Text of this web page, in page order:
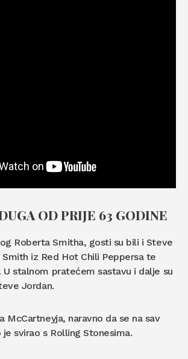
OD PRIJE 63 GODINE
Roberta Smitha, gosti su bili i Steve
iz Red Hot Chili Peppersa te
U stalnom pratećem sastavu i dalje su
Jordan.
McCartneyja, naravno da se na sav
svirao s Rolling Stonesima.